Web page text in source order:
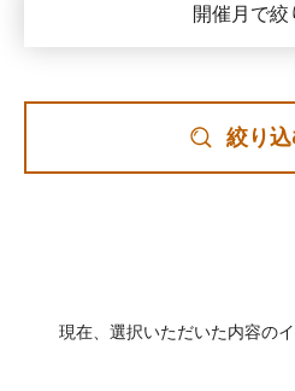
開催月で絞
絞り
現在、選択いただいた内容の